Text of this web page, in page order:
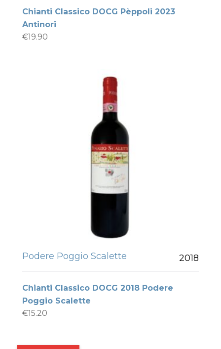
Chianti Classico DOCG Pèppoli 2023
Antinori
€19.90
Podere Poggio Scalette 2018
Chianti Classico DOCG 2018 Podere
Poggio Scalette
€15.20